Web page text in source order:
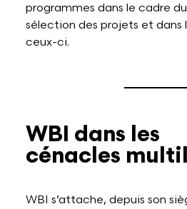
programmes dans le cadre
sélection des projets et dans
ceux-ci.
WBI dans les
cénacles
WBI s’attache, depuis son